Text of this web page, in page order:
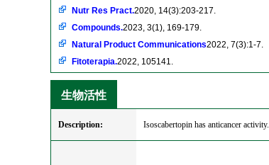
Nutr Res Pract.2020, 14(3):203-217.
Compounds.2023, 3(1), 169-179.
Natural Product Communications2022, 7(3):1-7.
Fitoterapia.2022, 105141.
生物活性
Description: Isoscabertopin has anticancer activity.